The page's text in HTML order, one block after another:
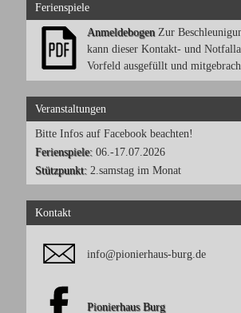
Ferienspiele
AnmeldebogenZur
kann dieser Kontakt- und
Vorfeld ausgefüllt und
Veranstaltungen
Bitte Infos auf Facebook beachten!
Ferienspiele:06.-17.07.2026
Stützpunkt:2.samstag im Monat
Kontakt
info@pionierhaus-burg.de
Pionierhaus Burg